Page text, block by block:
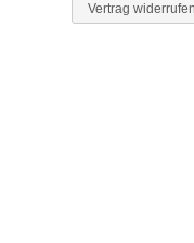
Vertrag